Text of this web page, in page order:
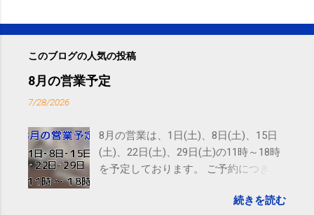
このブログの人気の投稿
8月の営業予定
7/28/2026
8月の営業は、1日(土)、8日(土)、15日
(土)、22日(土)、29日(土)の11時～18時
を予定しております。 ご予約につきま
す。 電話に出られないことがあります
続きを読む